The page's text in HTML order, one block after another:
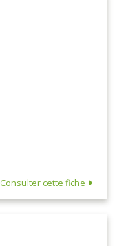
Consulter cette fiche